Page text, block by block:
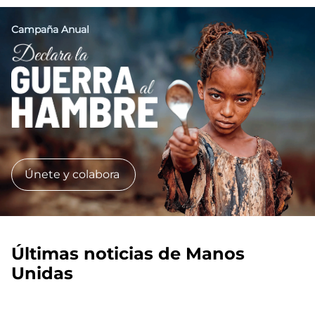
Imagen
Campaña Anual
Únete y colabora
Últimas noticias de Manos
Unidas